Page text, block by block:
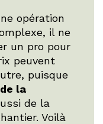
opération
il ne
un pro pour
peuvent
puisque
la
de la
Voilà